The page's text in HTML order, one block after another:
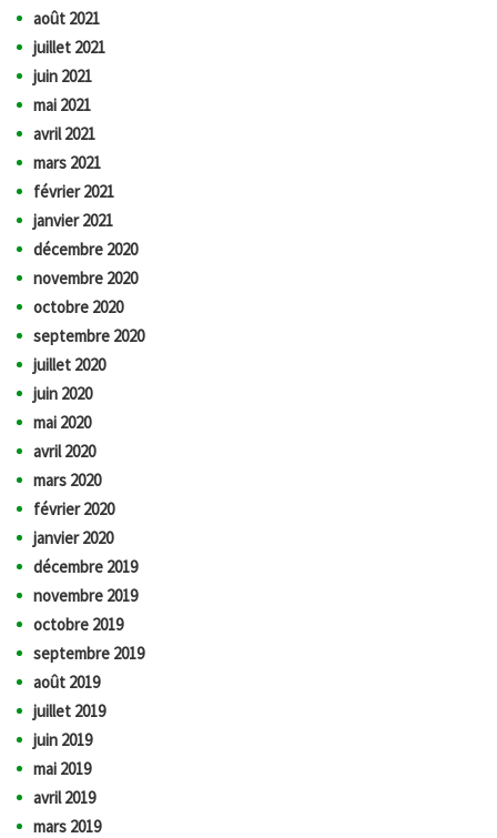
août 2021
juillet 2021
juin 2021
mai 2021
avril 2021
mars 2021
février 2021
janvier 2021
décembre 2020
novembre 2020
octobre 2020
septembre 2020
juillet 2020
juin 2020
mai 2020
avril 2020
mars 2020
février 2020
janvier 2020
décembre 2019
novembre 2019
octobre 2019
septembre 2019
août 2019
juillet 2019
juin 2019
mai 2019
avril 2019
mars 2019